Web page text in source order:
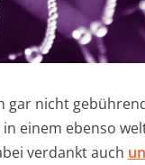
gar nicht
einem ebenso
verdankt auch